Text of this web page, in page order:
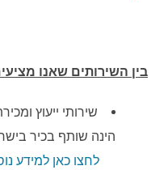
בין השירותים שאנו
שירותי ייעוץ
הינה שותף בכיר
לחצו כאן למידע